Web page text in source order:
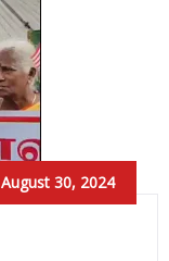
August 30, 2024